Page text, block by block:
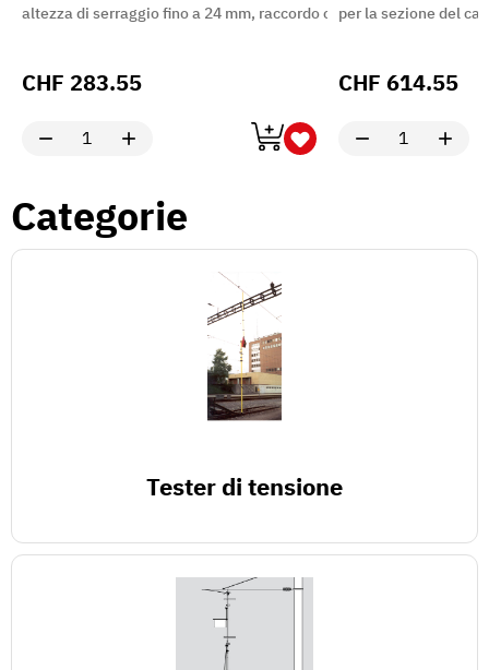
altezza di serraggio fino a 24 mm, raccordo cavo M12
CHF 283.55
per la sezione del
CHF 614.55
Categorie
Tester di tensione